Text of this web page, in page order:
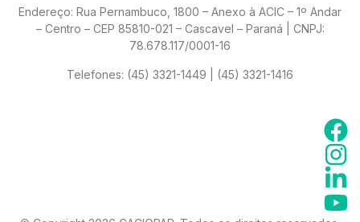
Endereço: Rua Pernambuco, 1800 – Anexo à ACIC – 1º Andar
– Centro – CEP 85810-021 – Cascavel – Paraná | CNPJ:
78.678.117/0001-16
Telefones: (45) 3321-1449 | (45) 3321-1416